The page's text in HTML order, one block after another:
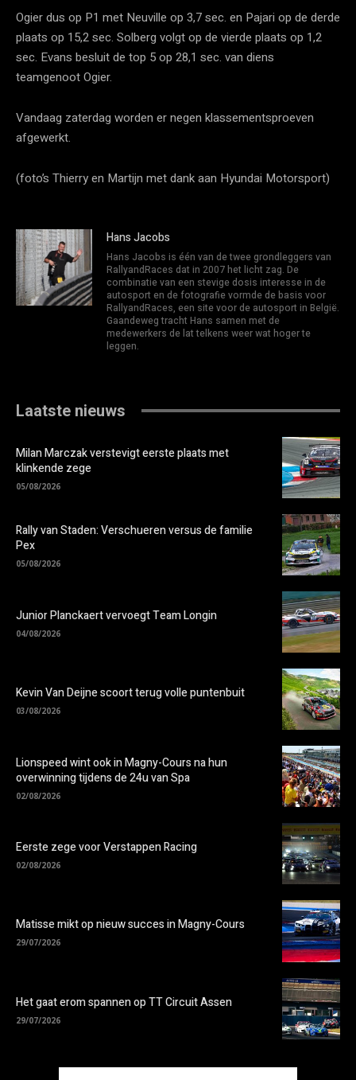
Ogier dus op P1 met Neuville op 3,7 sec. en Pajari op de derde
plaats op 15,2 sec. Solberg volgt op de vierde plaats op 1,2
sec. Evans besluit de top 5 op 28,1 sec. van diens
teamgenoot Ogier.
Vandaag zaterdag worden er negen klassementsproeven
afgewerkt.
(foto’s Thierry en Martijn met dank aan Hyundai Motorsport)
Hans Jacobs
Hans Jacobs is één van de twee grondleggers van
RallyandRaces dat in 2007 het licht zag. De
combinatie van een stevige dosis interesse in de
autosport en de fotografie vormde de basis voor
RallyandRaces, een site voor de autosport in België.
Gaandeweg tracht Hans samen met de
medewerkers de lat telkens weer wat hoger te
leggen.
Laatste nieuws
Milan Marczak verstevigt eerste plaats met
klinkende zege
05/08/2026
Rally van Staden: Verschueren versus de familie
Pex
05/08/2026
Junior Planckaert vervoegt Team Longin
04/08/2026
Kevin Van Deijne scoort terug volle puntenbuit
03/08/2026
Lionspeed wint ook in Magny-Cours na hun
overwinning tijdens de 24u van Spa
02/08/2026
Eerste zege voor Verstappen Racing
02/08/2026
Matisse mikt op nieuw succes in Magny-Cours
29/07/2026
Het gaat erom spannen op TT Circuit Assen
29/07/2026